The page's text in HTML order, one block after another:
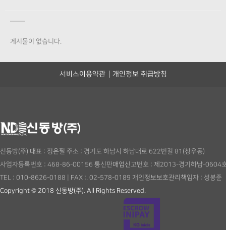
게시물이 없습니다.
서비스이용약관 개인정보 취급방침
신동방(주) 대표 : 정은필 주소 : 경기도 하남시 하남대로 622번길 81(창우동)
사업자등록번호 : 468-86-00156 통신판매업신고번호 : 제2013-경기하남-0604
TEL : 010-8626-0188
FAX :. 02-578-0189 개인정보보호관리책임자 : 성봉준
Copyright © 2018 신동방(주). All Rights Reserved.